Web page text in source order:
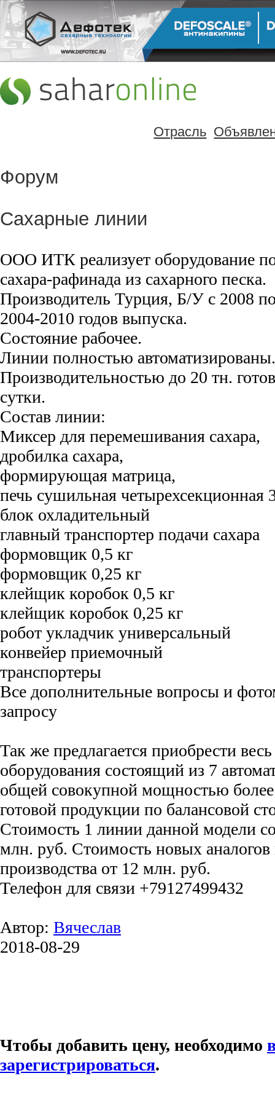
Отрасль
Форум
Сахарные линии
ООО ИТК реализует оборудование
сахара-рафинада из сахарного песка.
Производитель Турция, Б/У с 2008
2004-2010 годов выпуска.
Состояние рабочее.
Линии полностью автоматизированы.
Производительностью до 20 тн.
сутки.
Состав линии:
Миксер для перемешивания сахара,
дробилка сахара,
формирующая матрица,
печь сушильная четырехсекционная
блок охладительный
главный транспортер подачи сахара
формовщик 0,5 кг
формовщик 0,25 кг
клейщик коробок 0,5 кг
клейщик коробок 0,25 кг
робот укладчик универсальный
конвейер приемочный
транспортеры
Все дополнительные вопросы и
запросу
Так же предлагается приобрести
оборудования состоящий из 7
общей совокупной мощностью более
готовой продукции по балансовой
Стоимость 1 линии данной модели
млн. руб. Стоимость новых аналогов
производства от 12 млн. руб.
Телефон для связи +79127499432
Автор: Вячеслав
2018-08-29
Чтобы добавить цену, необходимо
зарегистрироваться.